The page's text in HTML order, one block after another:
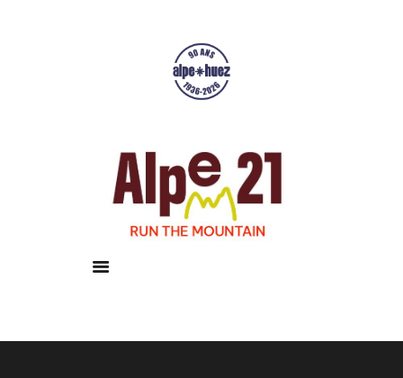
Résultats
Galerie
Infos pratiques